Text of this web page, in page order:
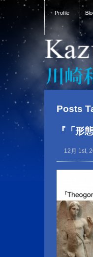
Profile
Posts
『「形
12月 1st,